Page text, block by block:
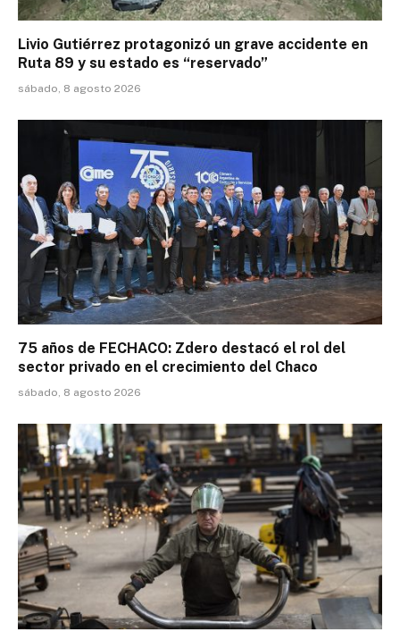
Livio Gutiérrez protagonizó un grave accidente en
Ruta 89 y su estado es “reservado”
sábado, 8 agosto 2026
75 años de FECHACO: Zdero destacó el rol del
sector privado en el crecimiento del Chaco
sábado, 8 agosto 2026